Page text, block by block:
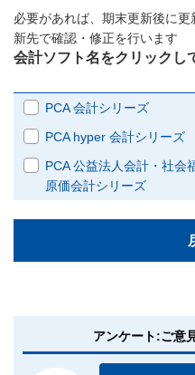
必要があれば、期末更新後に
新先で確認・修正を行います
会計ソフト名をクリックし
PCA 会計シリーズ
PCA hyper 会計シリーズ
PCA 公益法人会計・社会
原価会計シリーズ
アンケート:ご意